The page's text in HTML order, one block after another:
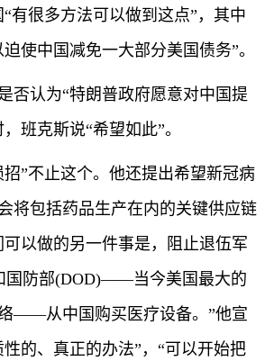
有很多方法可以做到这点”，其中
使中国减免一大部分美国债务”。
否认为“特朗普政府愿意对中国提
班克斯说“希望如此”。
招”不止这个。他还提出希望新冠病
将包括药品生产在内的关键供应链
以做的另一件事是，阻止退伍军
国防部(DOD)——当今美国最大的
——从中国购买医疗设备。”他宣
的、真正的办法”，“可以开始把